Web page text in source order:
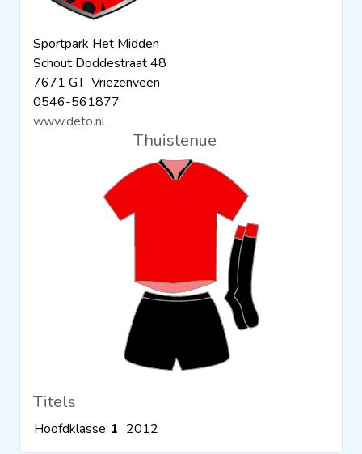
Links
VROUWEN
Sportpark Het Midden
Schout Doddestraat 48
7671 GT Vriezenveen
0546-561877
www.deto.nl
Thuistenue
Titels
Hoofdklasse: 1 2012